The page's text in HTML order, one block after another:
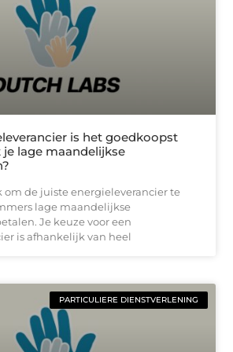
is het goedkoopst
je lage maandelijkse
om de juiste energieleverancier te
lage maandelijkse
Je keuze voor een
is afhankelijk van heel
PARTICULIERE DIENSTVERLENING